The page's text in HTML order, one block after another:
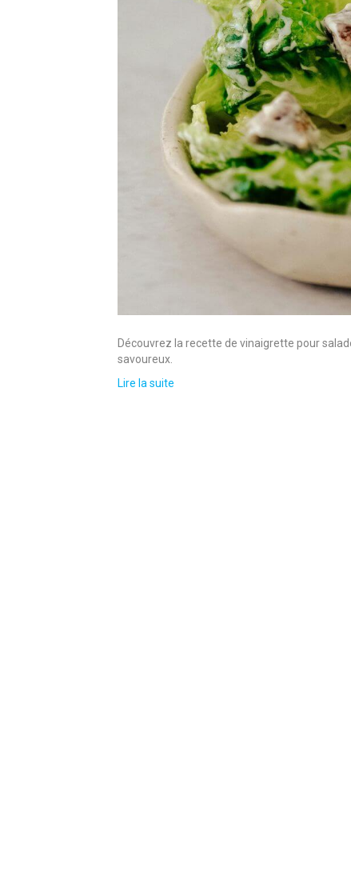
Découvrez la recette de vinaigrette pour
savoureux.
Lire la suite